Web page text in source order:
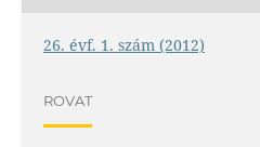
26. évf. 1. szám (2012)
ROVAT